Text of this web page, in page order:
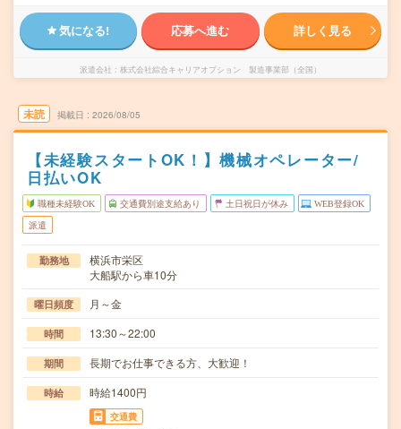
気になる! 応募へ進む 詳しく見る
派遣会社 株式会社綜合キャリアオプション 製造事業部（全国）
未読 掲載日 2026/08/05
【未経験スタートOK！】機械オペレーター/
日払いOK
職種未経験OK 交通費別途支給あり 土日祝日が休み WEB登録OK
派遣
勤務地
横浜市栄区
大船駅から車10分
曜日頻度 月～金
時間 13:30～22:00
期間 長期でお仕事できる方、大歓迎！
時給 時給1400円
交通費